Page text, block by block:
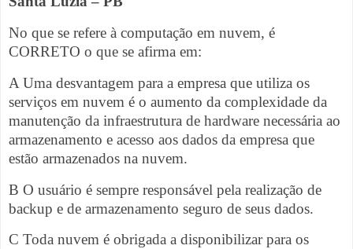
No que se refere à computação em nuvem, é
CORRETO o que se afirma em:
A Uma desvantagem para a empresa que utiliza os
serviços em nuvem é o aumento da complexidade da
manutenção da infraestrutura de hardware necessária ao
armazenamento e acesso aos dados da empresa que
estão armazenados na nuvem.
B O usuário é sempre responsável pela realização de
backup e de armazenamento seguro de seus dados.
C Toda nuvem é obrigada a disponibilizar para os